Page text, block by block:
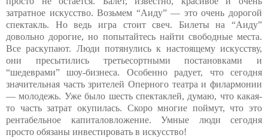
затратное искусство. Возьмем “Аиду” — это очень дорогой
спектакль. Но ведь игра стоит свеч. Билеты на “Аиду”
довольно дорогие, но попытайтесь найти свободные места.
Все раскупают. Люди потянулись к настоящему искусству,
они пресытились третьесортными постановками и
“шедеврами” шоу-бизнеса. Особенно радует, что сегодня
значительная часть зрителей Оперного театра и филармонии
— молодежь. Уже было шесть спектаклей, думаю, что какая-
то часть затрат окупилась. Скоро многие поймут, что это
рентабельное капиталовложение. Умные люди сегодня
просто обязаны инвестировать в искусство!